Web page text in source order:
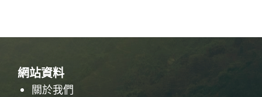
網站資料
關於我們